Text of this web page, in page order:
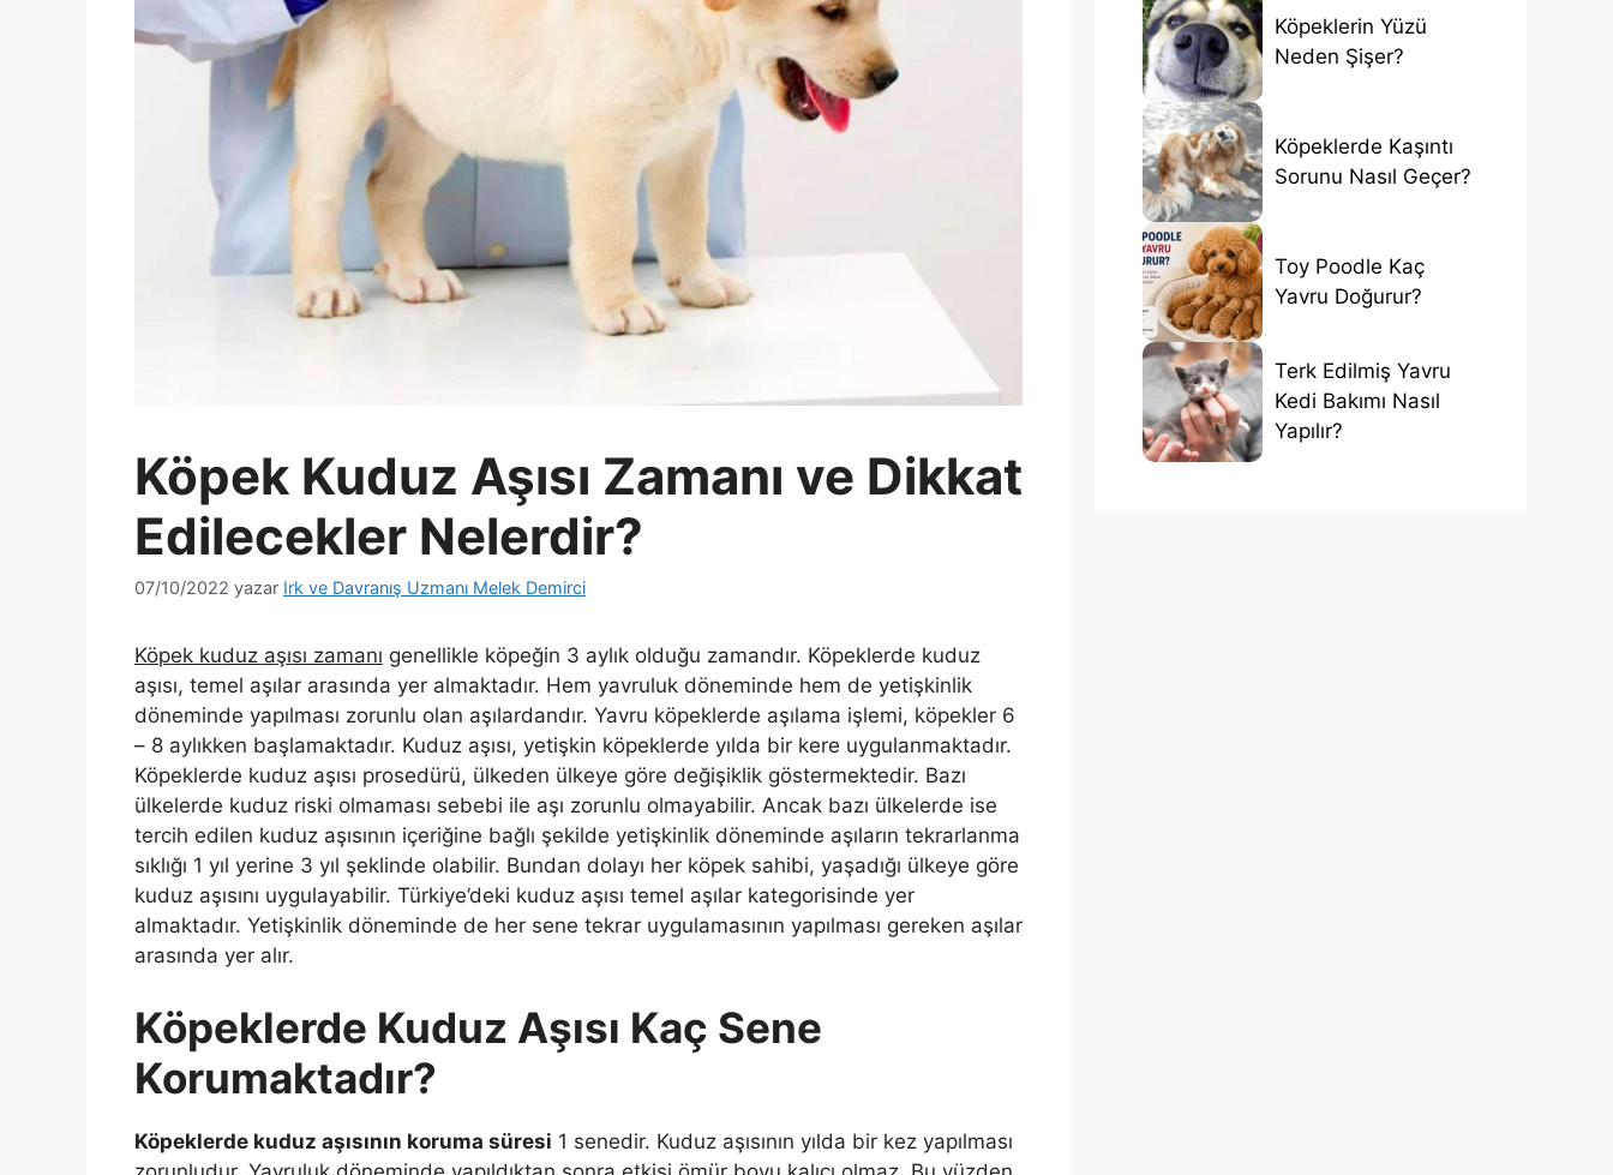
Köpek Kuduz Aşısı Zamanı ve Dikkat
Edilecekler Nelerdir?
07/10/2022 yazar Irk ve Davranış Uzmanı Melek Demirci
Köpek kuduz aşısı zamanı genellikle köpeğin 3 aylık olduğu zamandır. Köpeklerde kuduz
aşısı, temel aşılar arasında yer almaktadır. Hem yavruluk döneminde hem de yetişkinlik
döneminde yapılması zorunlu olan aşılardandır. Yavru köpeklerde aşılama işlemi, köpekler 6
– 8 aylıkken başlamaktadır. Kuduz aşısı, yetişkin köpeklerde yılda bir kere uygulanmaktadır.
Köpeklerde kuduz aşısı prosedürü, ülkeden ülkeye göre değişiklik göstermektedir. Bazı
ülkelerde kuduz riski olmaması sebebi ile aşı zorunlu olmayabilir. Ancak bazı ülkelerde ise
tercih edilen kuduz aşısının içeriğine bağlı şekilde yetişkinlik döneminde aşıların tekrarlanma
sıklığı 1 yıl yerine 3 yıl şeklinde olabilir. Bundan dolayı her köpek sahibi, yaşadığı ülkeye göre
kuduz aşısını uygulayabilir. Türkiye’deki kuduz aşısı temel aşılar kategorisinde yer
almaktadır. Yetişkinlik döneminde de her sene tekrar uygulamasının yapılması gereken aşılar
arasında yer alır.
Köpeklerde Kuduz Aşısı Kaç Sene
Korumaktadır?
Köpeklerde kuduz aşısının koruma süresi 1 senedir. Kuduz aşısının yılda bir kez yapılması
Köpeklerin Yüzü
Neden Şişer?
Köpeklerde Kaşıntı
Sorunu Nasıl Geçer?
Toy Poodle Kaç
Yavru Doğurur?
Terk Edilmiş Yavru
Kedi Bakımı Nasıl
Yapılır?